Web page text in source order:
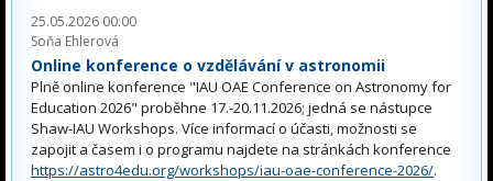
25.05.2026 00:00
Soňa Ehlerová
Online konference o vzdělávání v astronomii
Plně online konference "IAU OAE Conference on Astronomy for
Education 2026" proběhne 17.-20.11.2026; jedná se nástupce
Shaw-IAU Workshops. Více informací o účasti, možnosti se
zapojit a časem i o programu najdete na stránkách konference
https://astro4edu.org/workshops/iau-oae-conference-2026/.